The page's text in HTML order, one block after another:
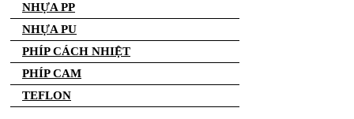
NHỰA PP
NHỰA PU
PHÍP CÁCH NHIỆT
PHÍP CAM
TEFLON